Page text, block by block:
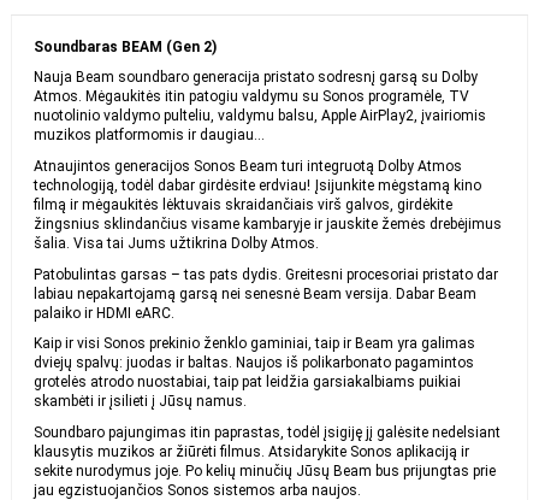
Soundbaras BEAM (Gen 2)
Nauja Beam soundbaro generacija pristato sodresnį garsą su Dolby
Atmos. Mėgaukitės itin patogiu valdymu su Sonos programėle, TV
nuotolinio valdymo pulteliu, valdymu balsu, Apple AirPlay2, įvairiomis
muzikos platformomis ir daugiau…
Atnaujintos generacijos Sonos Beam turi integruotą Dolby Atmos
technologiją, todėl dabar girdėsite erdviau! Įsijunkite mėgstamą kino
filmą ir mėgaukitės lėktuvais skraidančiais virš galvos, girdėkite
žingsnius sklindančius visame kambaryje ir jauskite žemės drebėjimus
šalia. Visa tai Jums užtikrina Dolby Atmos.
Patobulintas garsas – tas pats dydis. Greitesni procesoriai pristato dar
labiau nepakartojamą garsą nei senesnė Beam versija. Dabar Beam
palaiko ir HDMI eARC.
Kaip ir visi Sonos prekinio ženklo gaminiai, taip ir Beam yra galimas
dviejų spalvų: juodas ir baltas. Naujos iš polikarbonato pagamintos
grotelės atrodo nuostabiai, taip pat leidžia garsiakalbiams puikiai
skambėti ir įsilieti į Jūsų namus.
Soundbaro pajungimas itin paprastas, todėl įsigiję jį galėsite nedelsiant
klausytis muzikos ar žiūrėti filmus. Atsidarykite Sonos aplikaciją ir
sekite nurodymus joje. Po kelių minučių Jūsų Beam bus prijungtas prie
jau egzistuojančios Sonos sistemos arba naujos.